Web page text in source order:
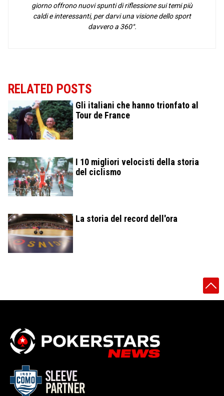
giorno offrono nuovi spunti di riflessione sui temi più
caldi e interessanti, per darvi una visione dello sport
davvero a 360°.
RELATED POSTS
Gli italiani che hanno trionfato al
Tour de France
I 10 migliori velocisti della storia
del ciclismo
La storia del record dell'ora